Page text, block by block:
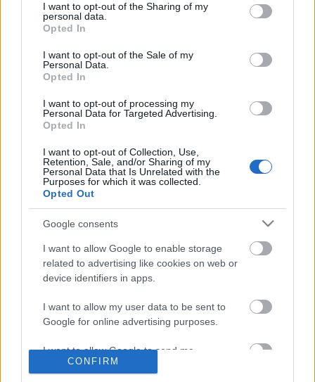
not limited to your visit or usage behaviour. You may click to
grant or deny consent to Google and its third-party tags to
use your data for below specified purposes in below Google
consent section.
I want to opt-out of the Sharing of my
personal data.
Opted In
I want to opt-out of the Sale of my
Personal Data.
Opted In
I want to opt-out of processing my
Personal Data for Targeted Advertising.
Opted In
I want to opt-out of Collection, Use,
Retention, Sale, and/or Sharing of my
Personal Data that Is Unrelated with the
Purposes for which it was collected.
Opted Out
Google consents
I want to allow Google to enable storage
related to advertising like cookies on web or
device identifiers in apps.
I want to allow my user data to be sent to
Google for online advertising purposes.
I want to allow Google to send me
personalized advertising.
CONFIRM
Az említett időszakban
balesete miatt
Ill szerepét Nomád Földi László
Megértésüket köszönjük!
Ajánlott bejegyzések:
Különleges találkozások Zsámbékon
Bányavirág 50 – Közönségtalálkozó és
jubileumi előadás
Gasztronómiai utazás Karinthy